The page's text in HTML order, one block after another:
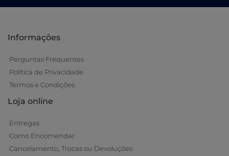
Informações
Perguntas Frequentes
Política de Privacidade
Termos e Condições
Loja online
Entregas
Como Encomendar
Cancelamento, Trocas ou Devoluções